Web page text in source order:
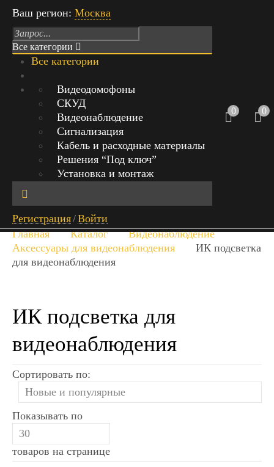
Ваш регион: Москва
Все категории
Все категории
Видеодомофоны
СКУД
Видеонаблюдение
Сигнализация
Кабель и расходные материалы
Решения “Под ключ”
Установка и монтаж
Найт
и
0 0
Регистрация/Войти
Режим работы: Пн-Вс с 9:00 до 21:00
г.Москва, Михайловский проезд,
д.1 стр.1, офис 429
0 руб.
+7 (999) 842-40-20
Главная Каталог
Видеонаблюдение
Аксессуары для видеонаблюдения
ИК подсветка
для видеонаблюдения
ИК подсветка для
видеонаблюдения
Сортировать по:
Показывать по
товаров на странице